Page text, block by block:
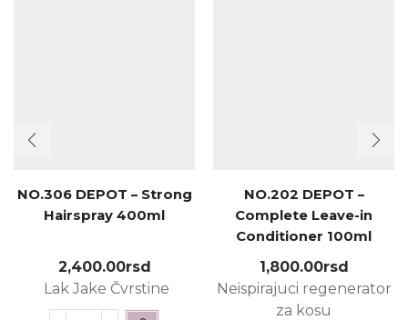
NO.306 DEPOT – Strong
Hairspray 400ml
2,400.00rsd
Lak Jake Čvrstine
NO.202 DEPOT –
Complete Leave-in
Conditioner 100ml
1,800.00rsd
Neispirajuci regenerator
za kosu